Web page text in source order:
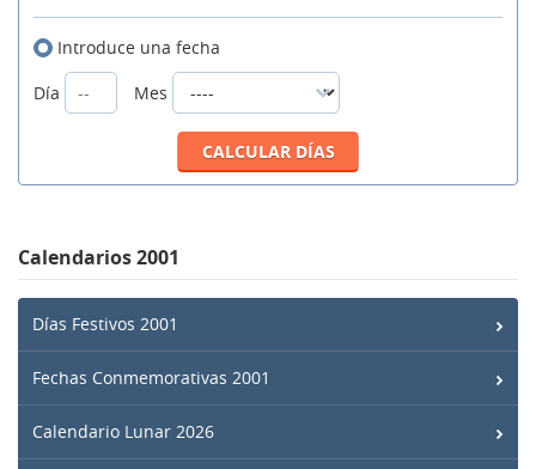
Introduce una fecha
Día
Mes
Calendarios 2001
Días Festivos 2001
Fechas Conmemorativas 2001
Calendario Lunar 2026